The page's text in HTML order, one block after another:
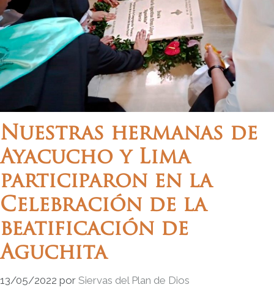
Nuestras hermanas de
Ayacucho y Lima
participaron en la
Celebración de la
beatificación de
Aguchita
13/05/2022 por Siervas del Plan de Dios